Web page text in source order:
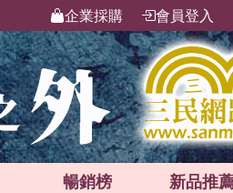
企業採購 會員登入
暢銷榜 新品推